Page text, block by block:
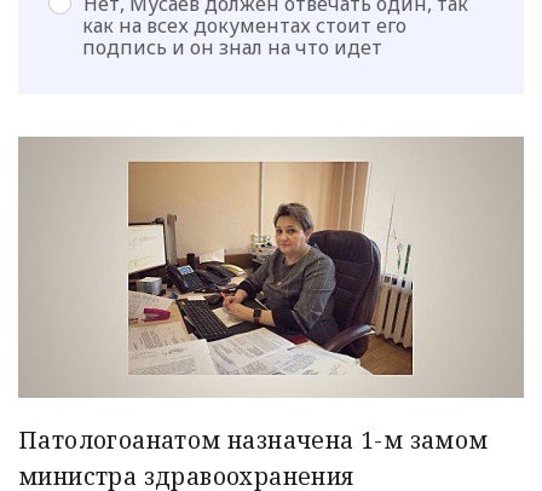
Патологоанатом назначена 1-м замом
министра здравоохранения
как на всех документах стоит его
подпись и он знал на что идет